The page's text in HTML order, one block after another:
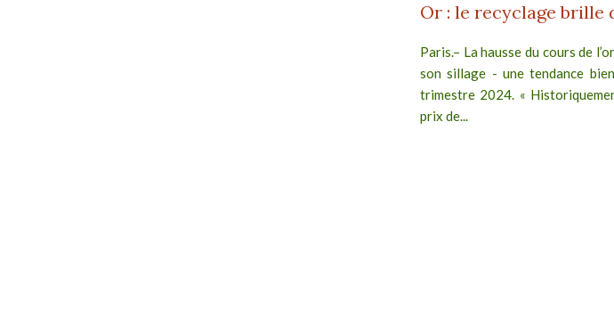
Or : le recyclage brille
Paris.– La hausse du cours de
son sillage - une tendance
trimestre 2024. «
prix de...